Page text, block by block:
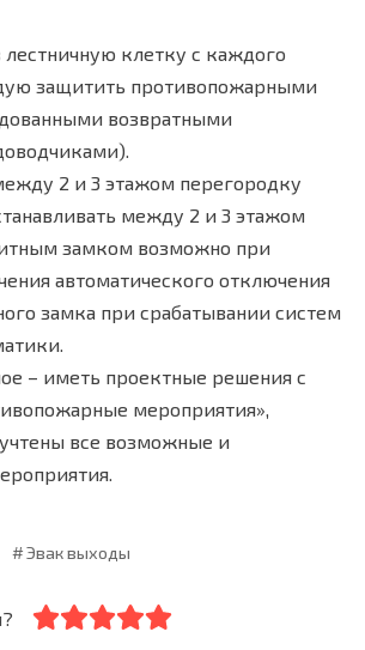
клетку с каждого
защитить противопожарными
возвратными
2 и 3 этажом перегородку
между 2 и 3 этажом
замком возможно при
автоматического отключения
замка при срабатывании систем
– иметь проектные решения с
мероприятия»,
все возможные и
Эвак выходы